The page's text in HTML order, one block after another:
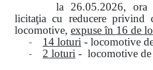
la 26.05.2026, ora
licitaţia cu reducere privind
locomotive, expuse în 16 de
- 14 loturi - locomotive
- 2 loturi - locomotive de